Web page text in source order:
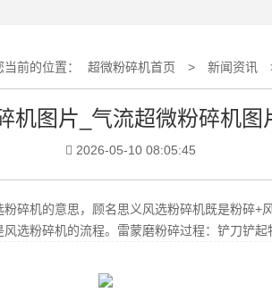
当前的位置： 超微粉碎机首页 > 新闻资讯
机图片_气流超微粉碎机图
2026-05-10 08:05:45
碎机的意思，顾名思义风选粉碎机既是粉碎+
选粉碎机的流程。雷蒙磨粉碎过程：铲刀铲起